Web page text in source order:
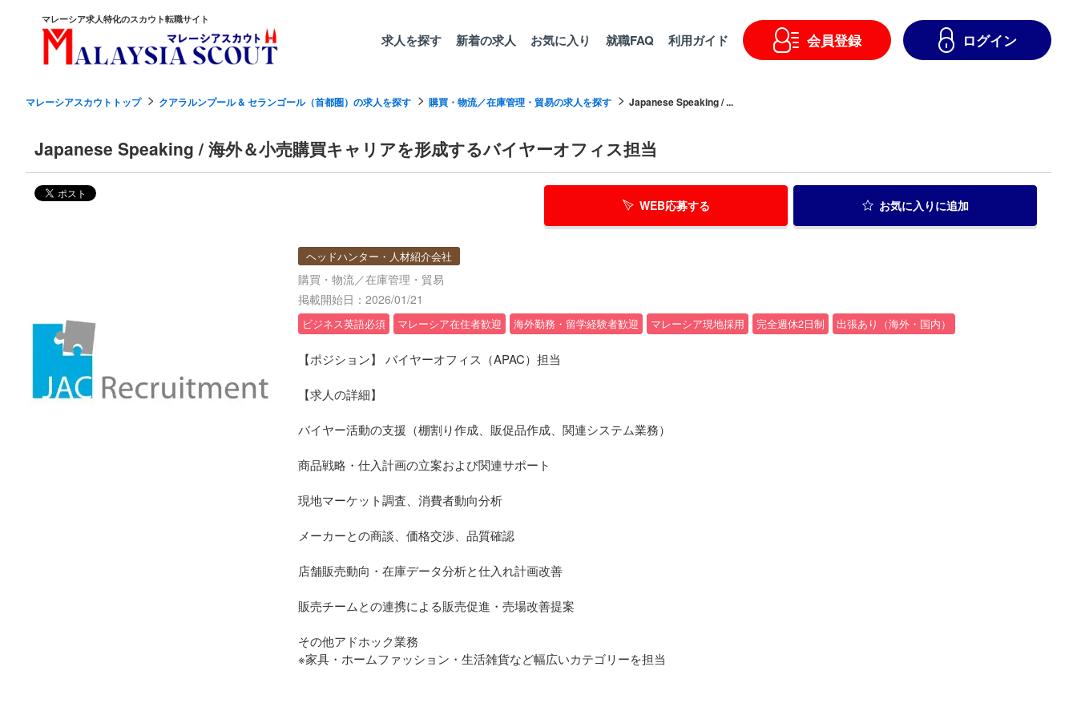
マレーシア求人特化のスカウト転職サイト
求人を探す 新着の求人 お気に入り 就職FAQ 利用ガイド 会員登録 ログイン
マレーシアスカウトトップ クアラルンプール & セランゴール（首都圏）の求人を探す 購買・物流／在庫管理・貿易の求人を探す Japanese Speaking / ...
Japanese Speaking / 海外＆小売購買キャリアを形成するバイヤーオフィス担当
WEB応募する お気に入り に追加
ヘッドハンター・人材紹介会社
購買・物流／在庫管理・貿易
掲載開始日：2026/01/21
ビジネス英語必須 マレーシア在住者歓迎 海外勤務・留学経験者歓迎 マレーシア現地採用 完全週休2日制 出張あり（海外・国内）
【ポジション】 バイヤーオフィス（APAC）担当
【求人の詳細】
バイヤー活動の支援（棚割り作成、販促品作成、関連システム業務）
商品戦略・仕入計画の立案および関連サポート
現地マーケット調査、消費者動向分析
メーカーとの商談、価格交渉、品質確認
店舗販売動向・在庫データ分析と仕入れ計画改善
販売チームとの連携による販売促進・売場改善提案
その他アドホック業務
※家具・ホームファッション・生活雑貨など幅広いカテゴリーを担当